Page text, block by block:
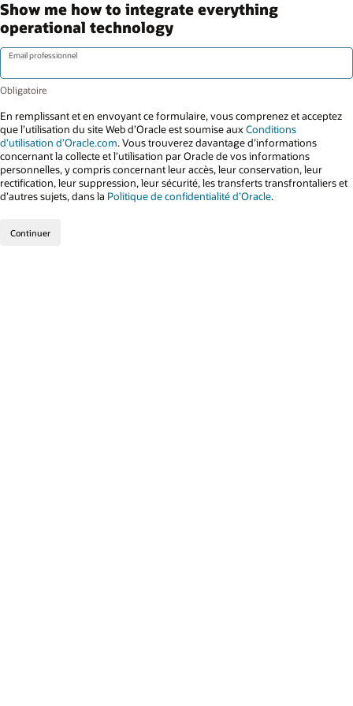
Show me how to integrate everything
operational technology
Email professionnel
En remplissant et en envoyant ce formulaire, vous comprenez et acceptez
que l’utilisation du site Web d’Oracle est soumise auxConditions
d’utilisation d’Oracle.com. Vous trouverez davantage d’informations
concernant la collecte et l’utilisation par Oracle de vos informations
personnelles, y compris concernant leur accès, leur conservation, leur
rectification, leur suppression, leur sécurité, les transferts transfrontaliers et
d’autres sujets, dans la Politique de confidentialité d’Oracle.
Continuer